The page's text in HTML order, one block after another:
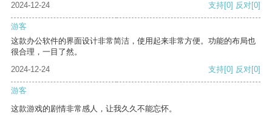
2024-12-24
支持[0] 反对[0]
游客
这款办公软件的界面设计非常简洁，使用起来非常方便。功能的布局也
很合理，一目了然。
2024-12-24
支持[0] 反对[0]
游客
这款游戏的剧情非常感人，让我久久不能忘怀。